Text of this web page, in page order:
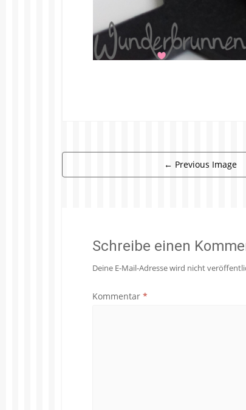
← Previous Image
Schreibe einen
Deine E-Mail-Adresse wird nicht
Kommentar *